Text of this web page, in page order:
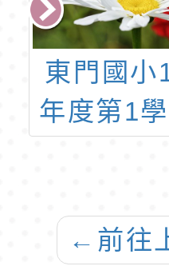
東門國小
年度第1
甄選第1
告(尚有
← 前往